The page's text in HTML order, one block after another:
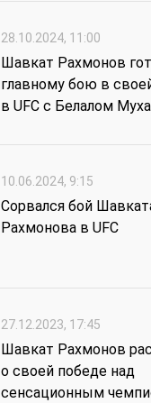
28.10.2024, 11:00
Шавкат Рахмонов
главному бою в
в UFC с Белалом
10.06.2024, 9:15
Сорвался бой
Рахмонова в UFC
27.12.2023, 17:45
Шавкат Рахмонов
о своей победе над
сенсационным